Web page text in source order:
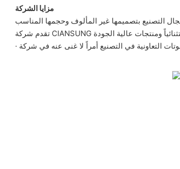
مزايا الشركة